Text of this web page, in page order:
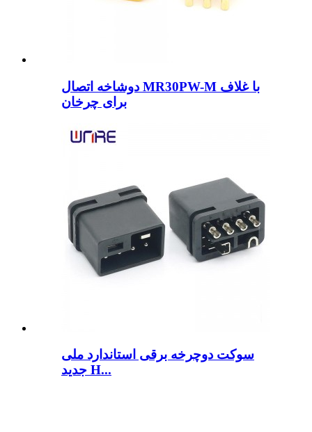
دوشاخه اتصال MR30PW-M با غلاف
برای چرخان
سوکت دوچرخه برقی استاندارد ملی
جدید H...